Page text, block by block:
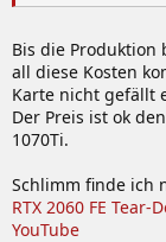
Bis die
all diese Kosten
Karte nicht gefällt
Der Preis ist ok
1070Ti.
Schlimm finde ich
RTX 2060 FE
YouTube